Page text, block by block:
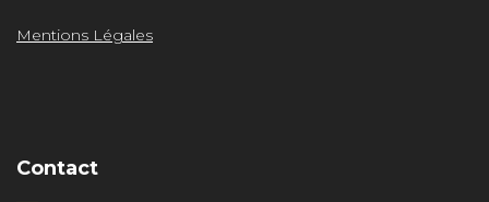
Mentions Légales
Contact